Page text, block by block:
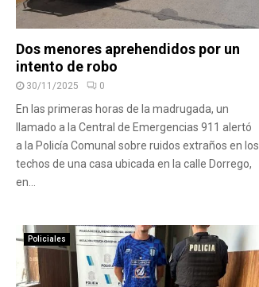
Dos menores aprehendidos por un
intento de robo
30/11/2025 0
En las primeras horas de la madrugada, un
llamado a la Central de Emergencias 911 alertó
a la Policía Comunal sobre ruidos extraños en los
techos de una casa ubicada en la calle Dorrego,
en...
Policiales